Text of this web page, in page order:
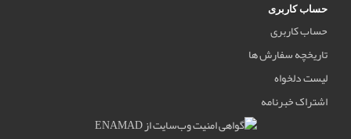
حساب کاربری
حساب کاربری
تاریخچه سفارش ها
لیست دلخواه
اشتراک خبرنامه